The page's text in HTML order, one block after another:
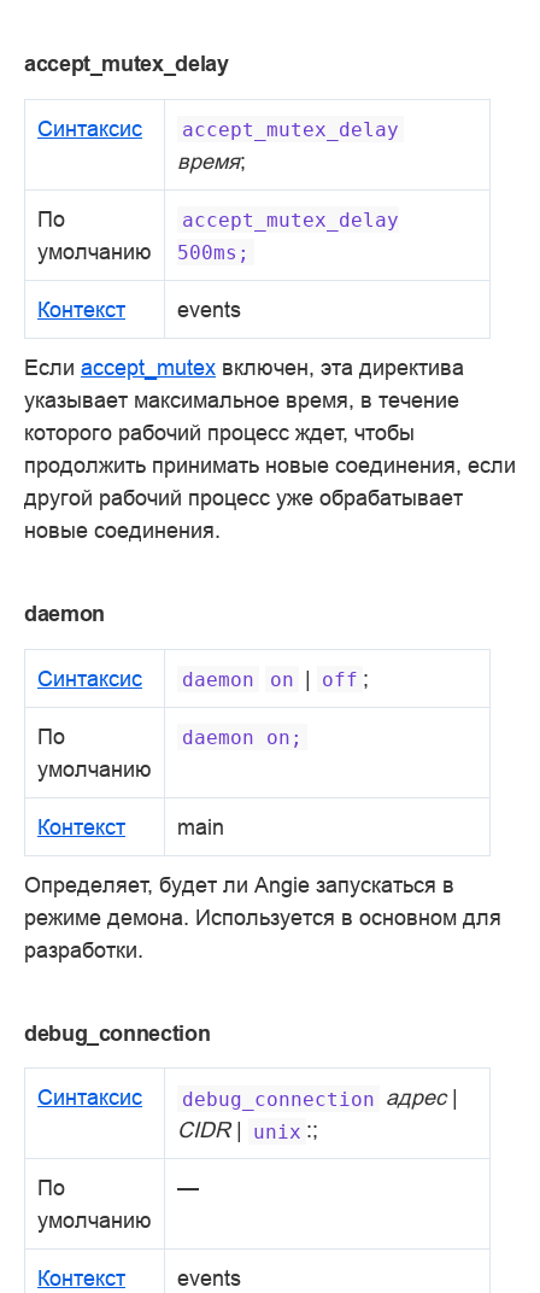
accept_mutex_delay
Синтаксис accept_mutex_delay
время;
По
умолчанию
accept_mutex_delay
500ms;
Контекст events
Если accept_mutex включен, эта директива
указывает максимальное время, в течение
которого рабочий процесс ждет, чтобы
продолжить принимать новые соединения, если
другой рабочий процесс уже обрабатывает
новые соединения.
daemon
Синтаксис daemon on | off ;
По
умолчанию
daemon on;
Контекст main
Определяет, будет ли Angie запускаться в
режиме демона. Используется в основном для
разработки.
debug_connection
Синтаксис debug_connection адрес|
CIDR| unix :;
По
умолчанию
—
Контекст events